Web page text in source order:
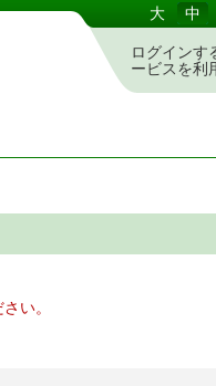
大 中
ログインす
ービスを利
い。